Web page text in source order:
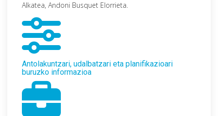
Alkatea, Andoni Busquet Elorrieta.
Antolakuntzari, udalbatzari eta planifikazioari
buruzko informazioa